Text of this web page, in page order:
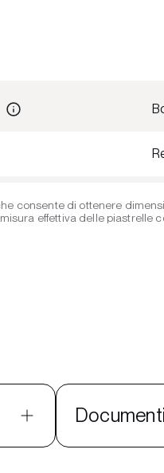
consente di ottenere
effettiva delle
Documenti